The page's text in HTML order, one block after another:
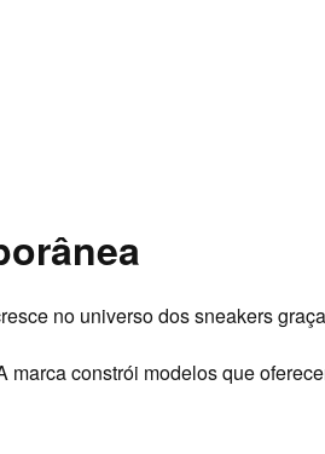
no universo dos sneakers
constrói modelos que